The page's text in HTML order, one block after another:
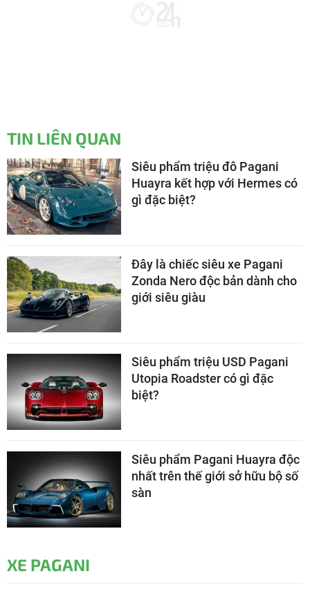
TIN LIÊN QUAN
Siêu phẩm triệu đô Pagani
Huayra kết hợp với Hermes có
gì đặc biệt?
Đây là chiếc siêu xe Pagani
Zonda Nero độc bản dành cho
giới siêu giàu
Siêu phẩm triệu USD Pagani
Utopia Roadster có gì đặc
biệt?
Siêu phẩm Pagani Huayra độc
nhất trên thế giới sở hữu bộ số
sàn
XE PAGANI